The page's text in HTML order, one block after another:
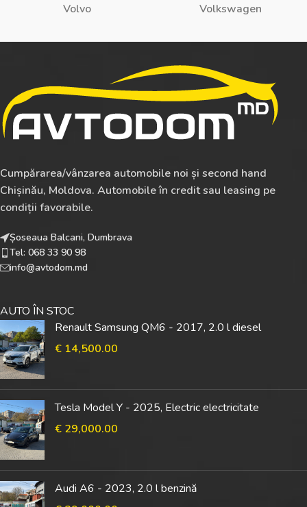
Volvo Volkswagen
Cumpărarea/vânzarea automobile noi și second hand
Chișinău, Moldova. Automobile în credit sau leasing pe
condiții favorabile.
Șoseaua Balcani, Dumbrava
Tel: 068 33 90 98
info@avtodom.md
AUTO ÎN STOC
Renault Samsung QM6 - 2017, 2.0 l diesel
€ 14,500.00
Tesla Model Y - 2025, Electric electricitate
€ 29,000.00
Audi A6 - 2023, 2.0 l benzină